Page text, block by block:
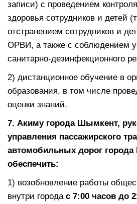
записи) с проведением
здоровья сотрудников и детей
отстранением сотрудников и
ОРВИ, а также с соблюдением
санитарно-дезинфекционного
2) дистанционное обучение в
образования, в том числе
оценки знаний.
7. Акиму города Шымкент,
управления пассажирского
автомобильных дорог
обеспечить:
1) возобновление работы
внутри города с 7:00 часов до